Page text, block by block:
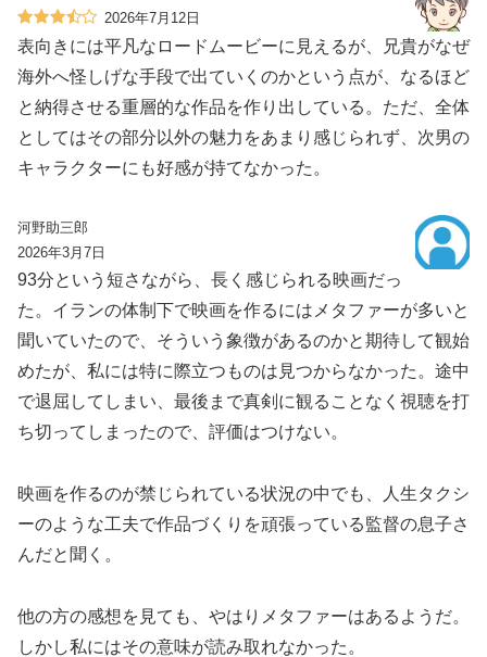
2026年7月12日
表向きには平凡なロードムービーに見えるが、兄貴がなぜ
海外へ怪しげな手段で出ていくのかという点が、なるほど
と納得させる重層的な作品を作り出している。ただ、全体
としてはその部分以外の魅力をあまり感じられず、次男の
キャラクターにも好感が持てなかった。
河野助三郎
2026年3月7日
93分という短さながら、長く感じられる映画だっ
た。イランの体制下で映画を作るにはメタファーが多いと
聞いていたので、そういう象徴があるのかと期待して観始
めたが、私には特に際立つものは見つからなかった。途中
で退屈してしまい、最後まで真剣に観ることなく視聴を打
ち切ってしまったので、評価はつけない。
映画を作るのが禁じられている状況の中でも、人生タクシ
ーのような工夫で作品づくりを頑張っている監督の息子さ
んだと聞く。
他の方の感想を見ても、やはりメタファーはあるようだ。
しかし私にはその意味が読み取れなかった。